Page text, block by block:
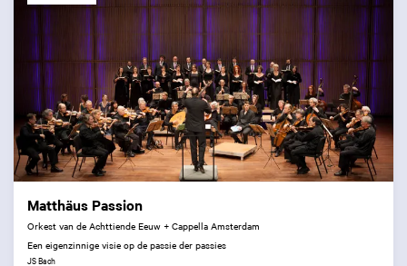
Matthäus Passion
Orkest van de Achttiende Eeuw + Cappella Amsterdam
Een eigenzinnige visie op de passie der passies
JS Bach